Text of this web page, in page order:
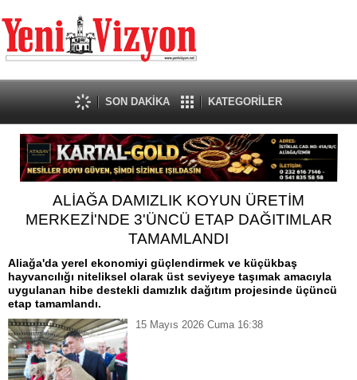
SON DAKİKA KATEGORİLER
ALİAĞA DAMIZLIK KOYUN ÜRETİM
MERKEZİ'NDE 3'ÜNCÜ ETAP DAĞITIMLAR
TAMAMLANDI
Aliağa'da yerel ekonomiyi güçlendirmek ve küçükbaş
hayvancılığı niteliksel olarak üst seviyeye taşımak amacıyla
uygulanan hibe destekli damızlık dağıtım projesinde üçüncü
etap tamamlandı.
15 Mayıs 2026 Cuma 16:38